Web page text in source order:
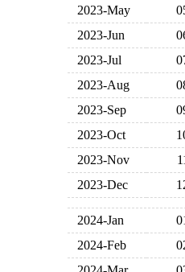
2023-May
2023-Jun
2023-Jul
2023-Aug
2023-Sep
2023-Oct
2023-Nov
2023-Dec
2024-Jan
2024-Feb